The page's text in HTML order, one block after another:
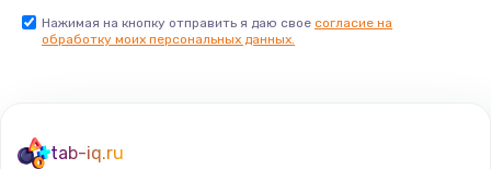
Заказать
Нажимая на кнопку отправить я даю свое согласие на
обработку моих персональных данных.
tab-iq.ru